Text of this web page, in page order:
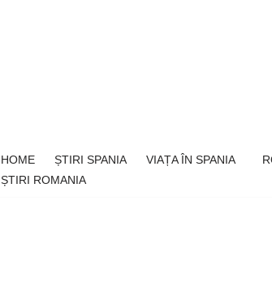
HOME ȘTIRI SPANIA VIAȚA ÎN SPANIA
ȘTIRI ROMANIA